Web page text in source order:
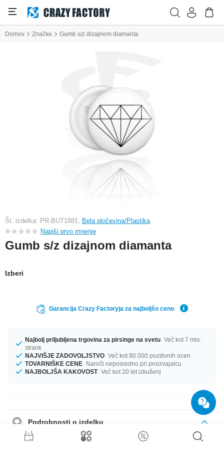
Domov Značke Gumb s/z dizajnom diamanta
Št. izdelka: PR-BUT1881, Bela pločevina/Plastika
Napiši prvo mnenje
Gumb s/z dizajnom diamanta
Izberi
Garancija Crazy Factoryja za najboljšo ceno
Najbolj priljubljena trgovina za pirsinge na svetu Več kot 7 mio.
strank
NAJVIŠJE ZADOVOLJSTVO Več kot 80.000 pozitivnih ocen
TOVARNIŠKE CENE Naroči neposredno pri proizvajalcu
NAJBOLJŠA KAKOVOST Več kot 20 let izkušenj
Podrobnosti o izdelku
Na voljo ti je s premeri od 32 mm do 58 mm. wonderful izdelek, ki je kot